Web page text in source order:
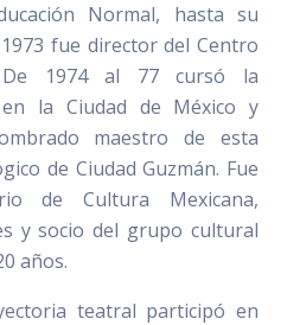
Normal, hasta su
fue director del Centro
De 1974 al 77 cursó la
la Ciudad de México y
maestro de esta
de Ciudad Guzmán. Fue
de Cultura Mexicana,
y socio del grupo cultural
años.
teatral participó en